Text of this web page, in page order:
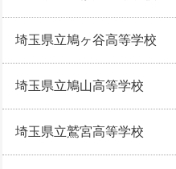
埼玉県立鳩ヶ谷高等学校
埼玉県立鳩山高等学校
埼玉県立鷲宮高等学校